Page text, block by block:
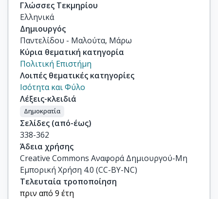
Γλώσσες Τεκμηρίου
Ελληνικά
Δημιουργός
Παντελίδου - Μαλούτα, Μάρω
Κύρια θεματική κατηγορία
Πολιτική Επιστήμη
Λοιπές θεματικές κατηγορίες
Ισότητα και Φύλο
Λέξεις-κλειδιά
Δημοκρατία
Σελίδες (από-έως)
338-362
Άδεια χρήσης
Creative Commons Αναφορά Δημιουργού-Μη
Εμπορική Χρήση 4.0 (CC-BY-NC)
Τελευταία τροποποίηση
πριν από 9 έτη